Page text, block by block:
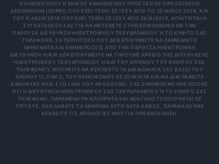
ΚΟΙΝΟΒΟΥΛΊΟΥ {ΓΕΝΙΚΌΣ ΚΑΝΟΝΙΣΜΌΣ ΠΡΟΣΤΑΣΊΑΣ ΠΡΟΣΩΠΙΚΏΝ
ΔΕΔΟΜΈΝΩΝ (GDPR)} ΠΟΥ ΈΧΕΙ ΤΕΘΕΊ ΣΕ ΙΣΧΎ ΑΠΌ ΤΙΣ 25 ΜΑΪ́ΟΥ 2018, ΚΑΙ
ΤΟΥ Ν.4624/2019 ΠΟΥ ΈΧΕΙ ΤΕΘΕΊ ΣΕ ΙΣΧΎ ΑΠΌ 29/8/2019, ΑΠΑΙΤΕΊΤΑΙ Η
ΣΥΓΚΑΤΆΘΕΣΉ ΣΑΣ ΓΙΑ ΝΑ ΜΕΤΈΧΕΤΕ ΣΤΗΝ ΕΠΙΚΟΙΝΩΝΊΑ ΜΕ ΤΗΝ
ΠΑΡΟΎΣΑ ΔΙΕΎΘΥΝΣΗ ΗΛΕΚΤΡΟΝΙΚΟΎ ΤΑΧΥΔΡΟΜΕΊΟΥ Ή ΤΟ ΚΙΝΗΤΌ ΣΑΣ Τ
ΗΛΈΦΩΝΟ. ΣΕ ΠΕΡΊΠΤΩΣΗ ΠΟΥ ΔΕΝ ΕΠΙΘΥΜΕΊΤΕ ΝΑ ΛΑΜΒΆΝΕΤΕ Μ
ΗΝΎΜΑΤΑ ΚΑΙ ΕΝΗΜΕΡΏΣΕΙΣ ΑΠΌ ΤΗΝ ΠΑΡΟΎΣΑ ΗΛΕΚΤΡΟΝΙΚΉ Δ
ΙΕΎΘΥΝΣΗ Ή/ΚΑΙ ΔΕΝ ΕΠΙΘΥΜΕΊΤΕ ΝΑ ΤΗΡΟΎΜΕ ΑΡΧΕΊΟ ΤΗΣ ΔΙΕΎΘΥΝΣΗΣ ΗΛ
ΕΚΤΡΟΝΙΚΟΎ ΤΑΧΥΔΡΟΜΕΊΟΥ Ή ΚΑΙ ΤΟΥ ΑΡΙΘΜΟΎ ΤΟΥ ΚΙΝΗΤΟΎ ΣΑΣ ΤΗΛ
ΕΦΏΝΟΥ, ΜΠΟΡΕΊΤΕ ΝΑ ΑΣΚΉΣΕΤΕ ΤΑ ΔΙΚΑΙΏΜΑΤΆ ΣΑΣ ΒΆΣΕΙ ΤΟΥ ΆΡΘ
ΡΟΥ 13,ΠΑΡ.2, ΤΟΥ ΚΑΝΟΝΙΣΜΟΎ ΕΕ 2016/679 ΚΑΙ ΝΑ ΔΙΑΓΡΑΦΕΊΤΕ ΚΆΝ
ΟΝΤΑΣ ΚΛΙΚ ΣΤΟ LINK ΠΟΥ ΑΚΟΛΟΥΘΕΊ. ΣΑΣ ΕΝΗΜΕΡΏΝΟΥΜΕ ΕΠΊΣΗΣ ΌΤΙ
Η ΔΙΕΎΘΥΝΣΗ ΗΛΕΚΤΡΟΝΙΚΟΎ ΣΑΣ ΤΑΧΥΔΡΟΜΕΊΟΥ Ή ΤΟ ΚΙΝΗΤΌ ΣΑΣ ΤΗΛΈ
ΦΩΝΟ, ΠΑΡΑΜΈΝΟΥΝ ΑΠΌΡΡΗΤΑ ΚΑΙ ΔΕΝ ΓΝΩΣΤΟΠΟΙΟΎΝΤΑΙ ΣΕ ΤΡΊΤ
ΟΥΣ. ΕΆΝ ΛΆΒΑΤΕ ΤΟ ΜΉΝΥΜΑ ΑΥΤΌ ΚΑΤΆ ΛΆΘΟΣ, ΠΑΡΑΚΑΛΟΎΜΕ ΔΕΧΘ
ΕΊΤΕ ΤΙΣ ΑΠΟΛΟΓΊΕΣ ΜΑΣ ΓΙΑ ΤΗΝ ΕΝΌΧΛΗΣΗ.